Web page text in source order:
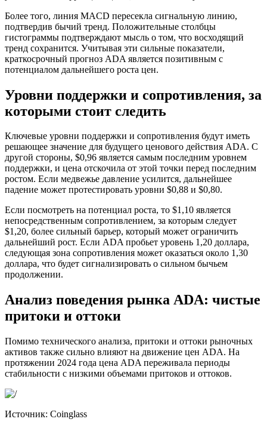
Более того, линия MACD пересекла сигнальную линию,
подтвердив бычий тренд. Положительные столбцы
гистограммы подтверждают мысль о том, что восходящий
тренд сохранится. Учитывая эти сильные показатели,
краткосрочный прогноз ADA является позитивным с
потенциалом дальнейшего роста цен.
Уровни поддержки и сопротивления, за
которыми стоит следить
Ключевые уровни поддержки и сопротивления будут иметь
решающее значение для будущего ценового действия ADA. С
другой стороны, $0,96 является самым последним уровнем
поддержки, и цена отскочила от этой точки перед последним
ростом. Если медвежье давление усилится, дальнейшее
падение может протестировать уровни $0,88 и $0,80.
Если посмотреть на потенциал роста, то $1,10 является
непосредственным сопротивлением, за которым следует
$1,20, более сильный барьер, который может ограничить
дальнейший рост. Если ADA пробьет уровень 1,20 доллара,
следующая зона сопротивления может оказаться около 1,30
доллара, что будет сигнализировать о сильном бычьем
продолжении.
Анализ поведения рынка ADA: чистые
притоки и оттоки
Помимо технического анализа, притоки и оттоки рыночных
активов также сильно влияют на движение цен ADA. На
протяжении 2024 года цена ADA переживала периоды
стабильности с низкими объемами притоков и оттоков.
Источник: Coinglass